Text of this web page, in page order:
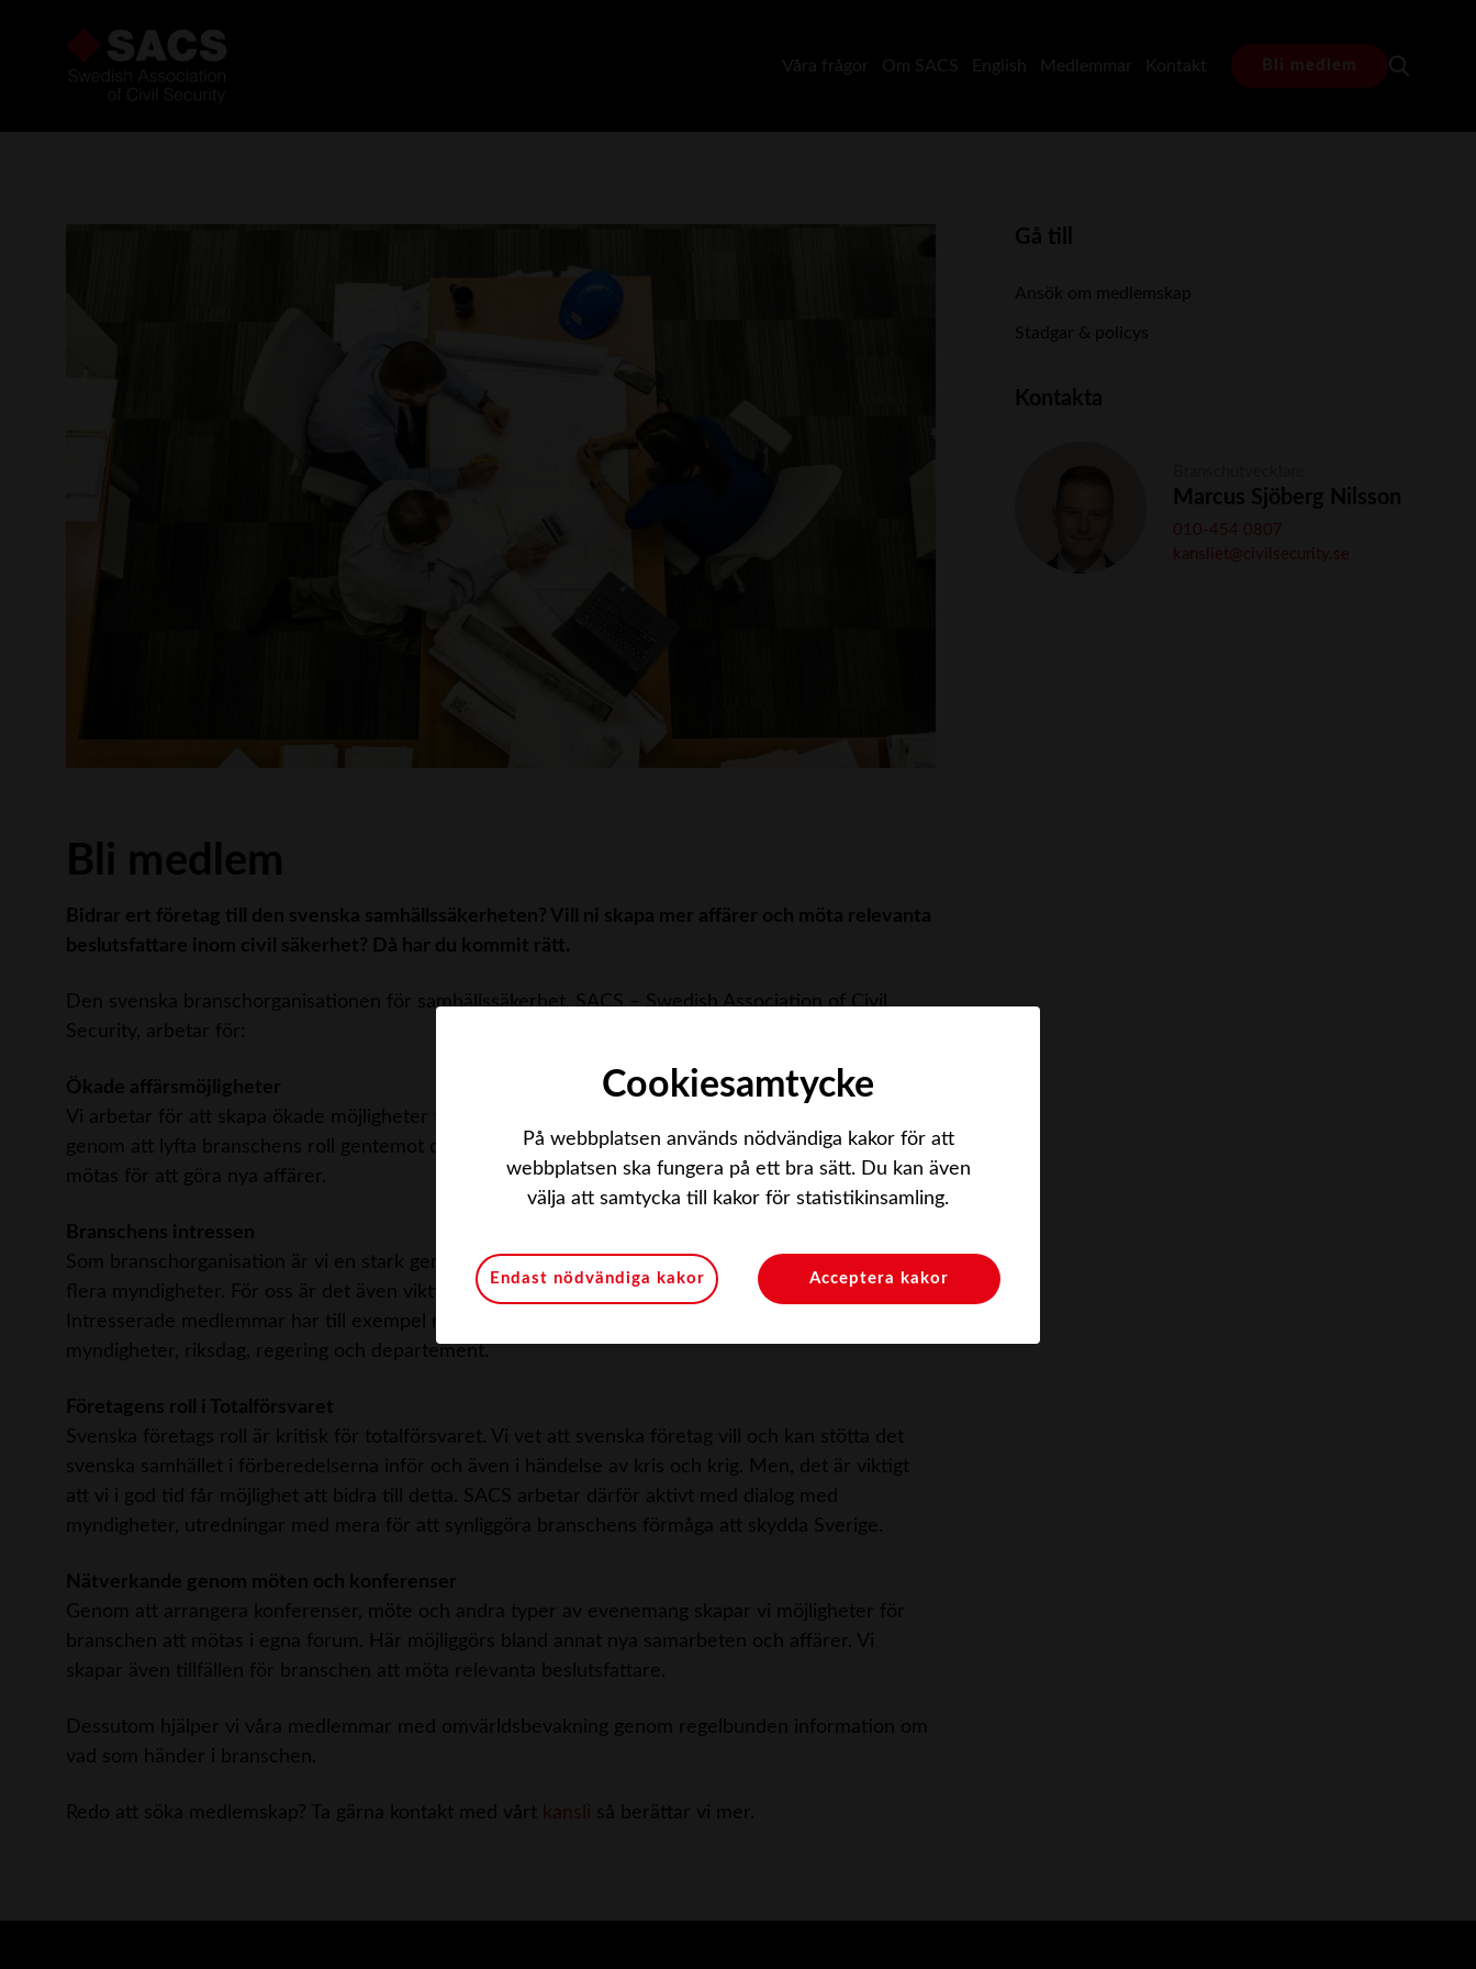
Våra frågor Om SACS English Medlemmar Kontakt Bli medlem
Gå till
Ansök om medlemskap
Stadgar & policys
Kontakta
Marcus Sjöberg Nilsson
010-454 0807
kansliet @civilsecurity.se
Bli medlem
Bidrar ert företag till den svenska samhällssäkerheten? Vill ni skapa mer affärer och möta relevanta
beslutsfattare inom civil säkerhet? Då har du kommit rätt.
Den svenska branschorganisationen för samhällssäkerhet, SACS – Swedish Association of Civil
Security, arbetar för:
Ökade affärsmöjligheter
Vi arbetar för att skapa ökade möjligheter till affärer för svenska företag inom samhällssäkerhet
genom att lyfta branschens roll gentemot offentlig sektor. Vi skapar även tillfällen för företag att
mötas för att göra nya affärer.
Branschens intressen
Som branschorganisation är vi en stark gemensam röst som bland annat agerar remissinstans hos
flera myndigheter. För oss är det även viktigt att involvera medlemmarna och ha en aktiv dialog.
Intresserade medlemmar har till exempel möjlighet att få delta i möten med beslutsfattare från
myndigheter, riksdag, regering och departement.
Företagens roll i Totalförsvaret
Svenska företags roll är kritisk för totalförsvaret. Vi vet att svenska företag vill och kan stötta det
svenska samhället i förberedelserna inför och även i händelse av kris och krig. Men, det är viktigt
att vi i god tid får möjlighet att bidra till detta. SACS arbetar därför aktivt med dialog med
myndigheter, utredningar med mera för att synliggöra branschens förmåga att skydda Sverige.
Nätverkande genom möten och konferenser
Genom att arrangera konferenser, möte och andra typer av evenemang skapar vi möjligheter för
branschen att mötas i egna forum. Här möjliggörs bland annat nya samarbeten och affärer. Vi
skapar även tillfällen för branschen att möta relevanta beslutsfattare.
Dessutom hjälper vi våra medlemmar med omvärldsbevakning genom regelbunden information om
vad som händer i branschen.
Redo att söka medlemskap? Ta gärna kontakt med vårt kansli så berättar vi mer.
Cookiesamtycke
På webbplatsen används nödvändiga kakor för att
webbplatsen ska fungera på ett bra sätt. Du kan även
välja att samtycka till kakor för statistikinsamling.
Endast nödvändiga kakor Acceptera kakor